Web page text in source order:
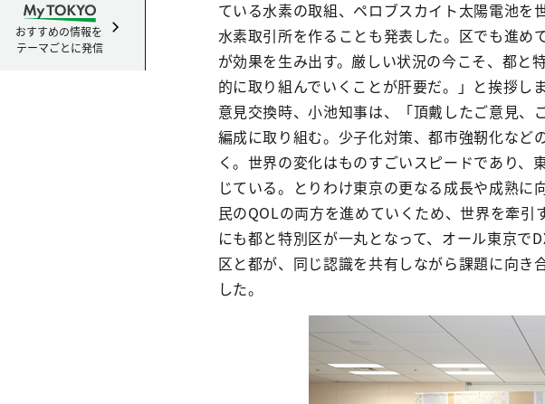
おすすめの情報を
テーマごとに発信
ている水素の取組、ペロブスカイト太陽電池を
水素取引所を作ることも発表した。区でも進め
が効果を生み出す。厳しい状況の今こそ、都
的に取り組んでいくことが肝要だ。」と挨拶しま
意見交換時、小池知事は、「頂戴したご意見
編成に取り組む。少子化対策、都市強靭化など
く。世界の変化はものすごいスピードであり
じている。とりわけ東京の更なる成長や成熟
民のQOLの両方を進めていくため、世界を牽
にも都と特別区が一丸となって、オール東京で
区と都が、同じ認識を共有しながら課題に向
した。